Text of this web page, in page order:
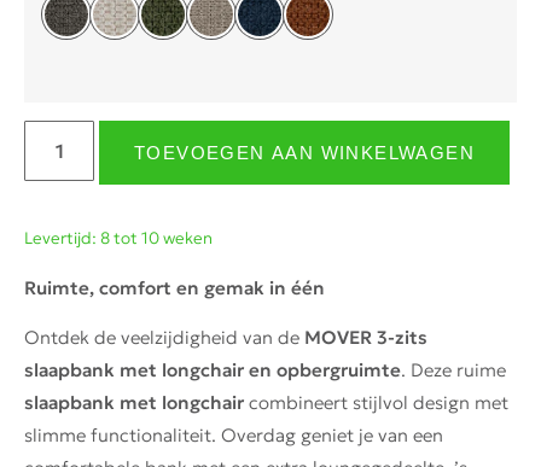
TOEVOEGEN AAN WINKELWAGEN
Levertijd: 8 tot 10 weken
Ruimte, comfort en gemak in één
Ontdek de veelzijdigheid van de MOVER 3-zits
slaapbank met longchair en opbergruimte. Deze ruime
slaapbank met longchair combineert stijlvol design met
slimme functionaliteit. Overdag geniet je van een